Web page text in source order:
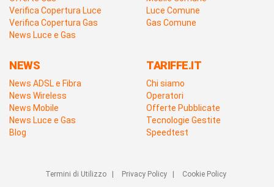
Verifica Copertura Luce
Verifica Copertura Gas
News Luce e Gas
Luce Comune
Gas Comune
NEWS
News ADSL e Fibra
News Wireless
News Mobile
News Luce e Gas
Blog
TARIFFE.IT
Chi siamo
Operatori
Offerte Pubblicate
Tecnologie Gestite
Speedtest
Termini di Utilizzo| Privacy Policy| Cookie Policy